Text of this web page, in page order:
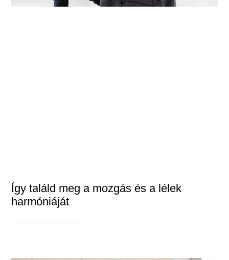
Így találd meg a mozgás és a lélek
harmóniáját